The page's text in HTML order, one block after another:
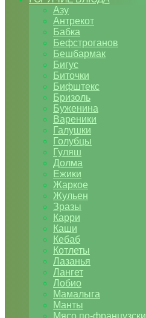
Азу
Антрекот
Бабка
Бефстроганов
Бешбармак
Бигус
Биточки
Бифштекс
Бризоль
Буженина
Вареники
Галушки
Голубцы
Гуляш
Долма
Ежики
Жаркое
Жульен
Зразы
Карри
Каши
Кебаб
Котлеты
Лазанья
Лангет
Лобио
Мамалыга
Манты
Мясо по-французски